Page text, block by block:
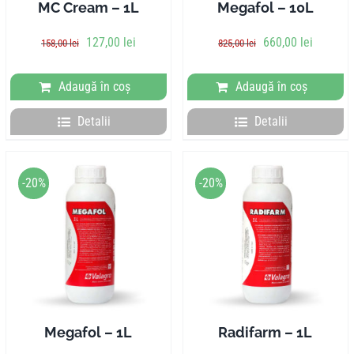
MC Cream – 1L
158,00lei
Prețul
a
fost:
158,00 lei.
127,00 leiPrețul
127,00 lei.
Adaugă în coș
Detalii
Megafol – 10L
825,00lei
Prețul
a
fost:
825,00 lei.
660,00 leiPrețul
660,00
Adaugă în coș
Detalii
-20%
Megafol – 1L
-20%
Radifarm – 1L